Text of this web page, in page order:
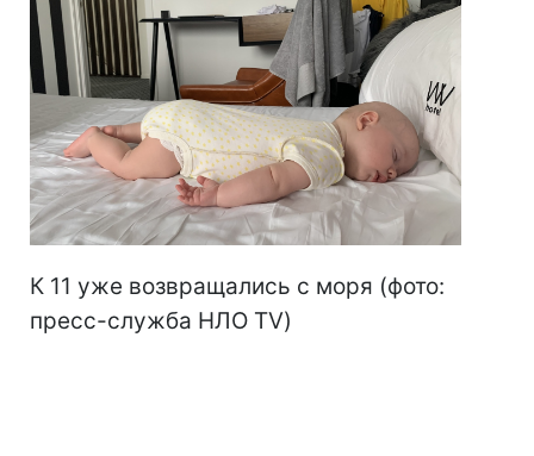
К 11 уже возвращались с моря (фото:
пресс-служба НЛО TV)